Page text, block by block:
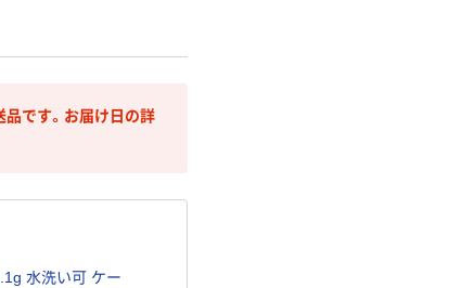
です。お届け日の詳
水洗い可 ケー